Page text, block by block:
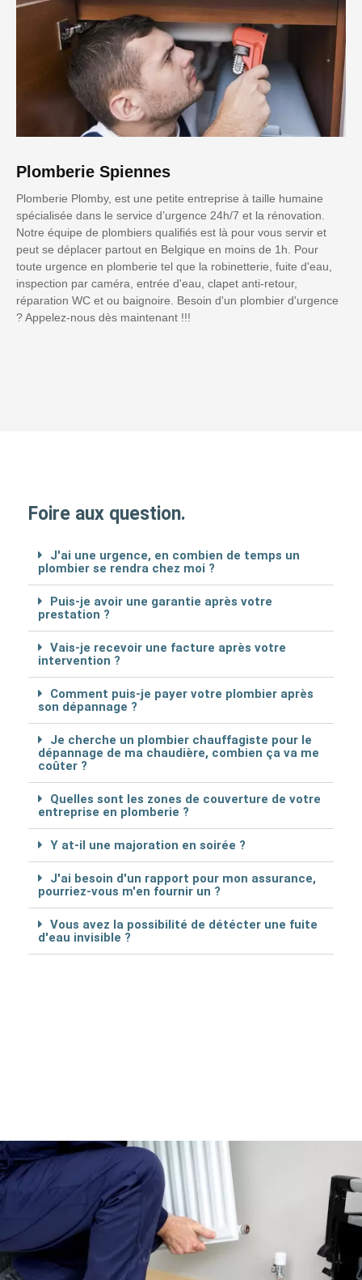
Plomberie Spiennes
Plomberie Plomby, est une petite entreprise à taille humaine
spécialisée dans le service d’urgence 24h/7 et la rénovation.
Notre équipe de plombiers qualifiés est là pour vous servir et
peut se déplacer partout en Belgique en moins de 1h. Pour
toute urgence en plomberie tel que la robinetterie, fuite d'eau,
inspection par caméra, entrée d'eau, clapet anti-retour,
réparation WC et ou baignoire. Besoin d'un plombier d'urgence
? Appelez-nous dès maintenant !!!
Foire aux question.
J'ai une urgence, en combien de temps un
plombier se rendra chez moi ?
Puis-je avoir une garantie après votre
prestation ?
Vais-je recevoir une facture après votre
intervention ?
Comment puis-je payer votre plombier après
son dépannage ?
Je cherche un plombier chauffagiste pour le
dépannage de ma chaudière, combien ça va me
coûter ?
Quelles sont les zones de couverture de votre
entreprise en plomberie ?
Y at-il une majoration en soirée ?
J'ai besoin d'un rapport pour mon assurance,
pourriez-vous m'en fournir un ?
Vous avez la possibilité de détécter une fuite
d'eau invisible ?